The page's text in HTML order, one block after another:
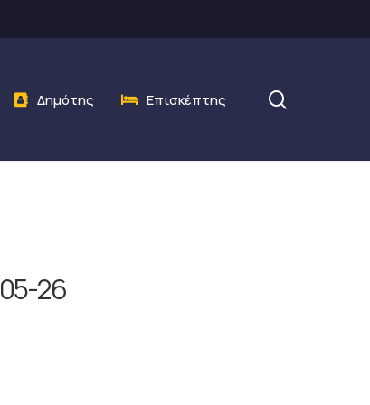
Δημότης Επισκέπτης
26